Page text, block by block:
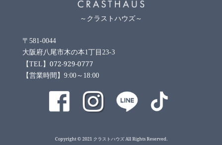
～クラストハウズ～
〒581-0044
大阪府八尾市木の本1丁目23-3
【TEL】072-929-0777
【営業時間】9:00～18:00
Copyright © 2021 クラストハウズ All Rights Reserved.